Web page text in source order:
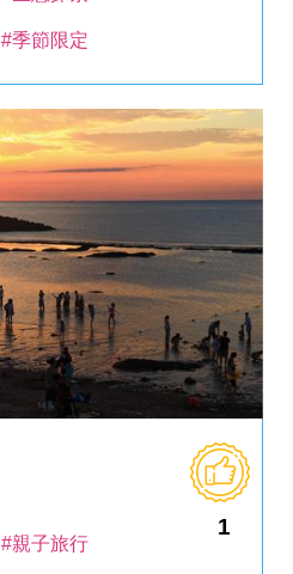
#季節限定
1
#親子旅行